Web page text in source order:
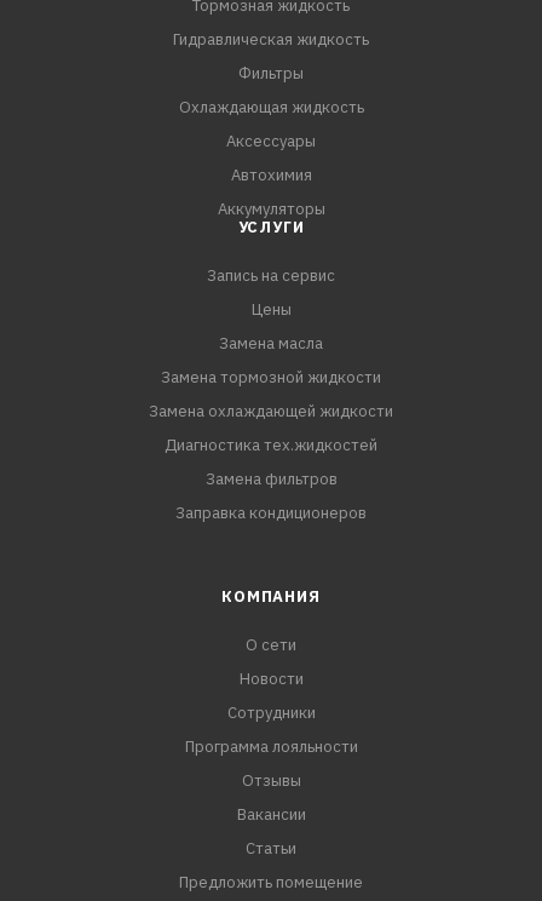
Тормозная жидкость
Гидравлическая жидкость
Фильтры
Охлаждающая жидкость
Аксессуары
Автохимия
Аккумуляторы
УСЛУГИ
Запись на сервис
Цены
Замена масла
Замена тормозной жидкости
Замена охлаждающей жидкости
Диагностика тех.жидкостей
Замена фильтров
Заправка кондиционеров
КОМПАНИЯ
О сети
Новости
Сотрудники
Программа лояльности
Отзывы
Вакансии
Статьи
Предложить помещение